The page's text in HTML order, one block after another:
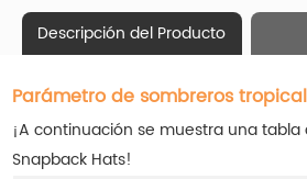
Descripción del Producto
Parámetro de sombreros
¡A continuación se muestra una
Snapback Hats!